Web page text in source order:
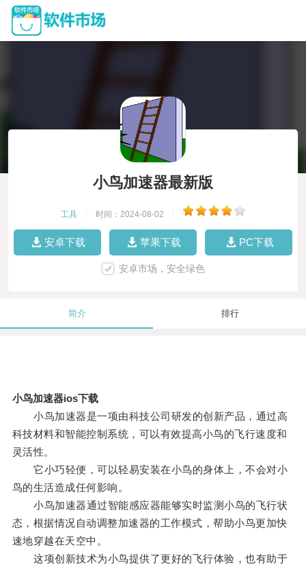
小鸟加速器最新版
工具 时间：2024-08-02
安卓下载 苹果下载 PC下载
安卓市场，安全绿色
简介 排行
小鸟加速器ios下载
小鸟加速器是一项由科技公司研发的创新产品，通过高
科技材料和智能控制系统，可以有效提高小鸟的飞行速度和
灵活性。
它小巧轻便，可以轻易安装在小鸟的身体上，不会对小
鸟的生活造成任何影响。
小鸟加速器通过智能感应器能够实时监测小鸟的飞行状
态，根据情况自动调整加速器的工作模式，帮助小鸟更加快
速地穿越在天空中。
这项创新技术为小鸟提供了更好的飞行体验，也有助于